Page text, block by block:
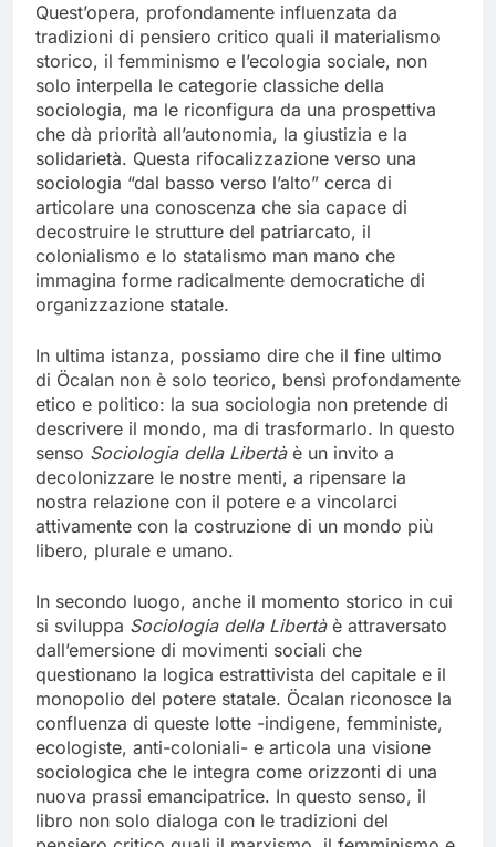
Quest’opera, profondamente influenzata da
tradizioni di pensiero critico quali il materialismo
storico, il femminismo e l’ecologia sociale, non
solo interpella le categorie classiche della
sociologia, ma le riconfigura da una prospettiva
che dà priorità all’autonomia, la giustizia e la
solidarietà. Questa rifocalizzazione verso una
sociologia “dal basso verso l’alto” cerca di
articolare una conoscenza che sia capace di
decostruire le strutture del patriarcato, il
colonialismo e lo statalismo man mano che
immagina forme radicalmente democratiche di
organizzazione statale.
In ultima istanza, possiamo dire che il fine ultimo
di Öcalan non è solo teorico, bensì profondamente
etico e politico: la sua sociologia non pretende di
descrivere il mondo, ma di trasformarlo. In questo
senso Sociologia della Libertà è un invito a
decolonizzare le nostre menti, a ripensare la
nostra relazione con il potere e a vincolarci
attivamente con la costruzione di un mondo più
libero, plurale e umano.
In secondo luogo, anche il momento storico in cui
si sviluppa Sociologia della Libertà è attraversato
dall’emersione di movimenti sociali che
questionano la logica estrattivista del capitale e il
monopolio del potere statale. Öcalan riconosce la
confluenza di queste lotte -indigene, femministe,
ecologiste, anti-coloniali- e articola una visione
sociologica che le integra come orizzonti di una
nuova prassi emancipatrice. In questo senso, il
libro non solo dialoga con le tradizioni del